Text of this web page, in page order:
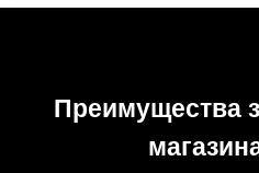
Преимущества